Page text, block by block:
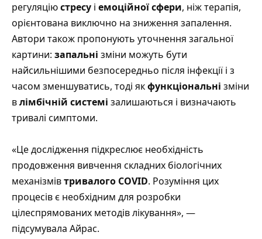
регуляціюстресу і емоційної сфери, ніж терапія,
орієнтована виключно на зниження запалення.
Автори також пропонують уточнення загальної
картини: запальні зміни можуть бути
найсильнішими безпосередньо після інфекції і з
часом зменшуватись, тоді якфункціональні зміни
влімбічній системі залишаються і визначають
тривалі симптоми.
«Це дослідження підкреслює необхідність
продовження вивчення складних біологічних
механізмівтривалого COVID. Розуміння цих
процесів є необхідним для розробки
цілеспрямованих методів лікування», —
підсумувала Айрас.